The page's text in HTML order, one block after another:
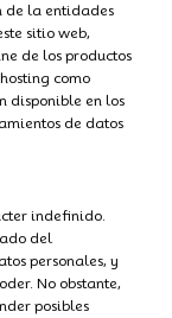
de la entidades
sitio web,
de los productos
como
disponible en los
de datos
indefinido.
del
personales, y
No obstante,
posibles